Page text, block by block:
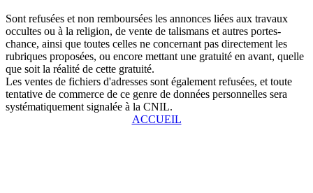
Sont refusées et non remboursées les annonces liées aux travaux
occultes ou à la religion, de vente de talismans et autres portes-
chance, ainsi que toutes celles ne concernant pas directement les
rubriques proposées, ou encore mettant une gratuité en avant, quelle
que soit la réalité de cette gratuité.
Les ventes de fichiers d'adresses sont également refusées, et toute
tentative de commerce de ce genre de données personnelles sera
systématiquement signalée à la CNIL.
ACCUEIL